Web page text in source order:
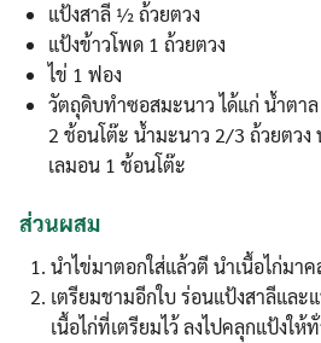
แป้งสาลี ½ ถ้วยตวง
แป้งข้าวโพด 1 ถ้วยตวง
ไข่ 1 ฟอง
วัตถุดิบทำซอสมะนาว ได้แก่ น้ำตา
2 ช้อนโต๊ะ น้ำมะนาว 2/3 ถ้วยตวง
เลมอน 1 ช้อนโต๊ะ
ส่วนผสม
นำไข่มาตอกใส่แล้วตี นำเนื้อไก่มาค
เตรียมชามอีกใบ ร่อนแป้งสาลีและ
เนื้อไก่ที่เตรียมไว้ ลงไปคลุกแป้งให้